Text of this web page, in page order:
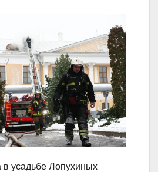
усадьбе Лопухиных